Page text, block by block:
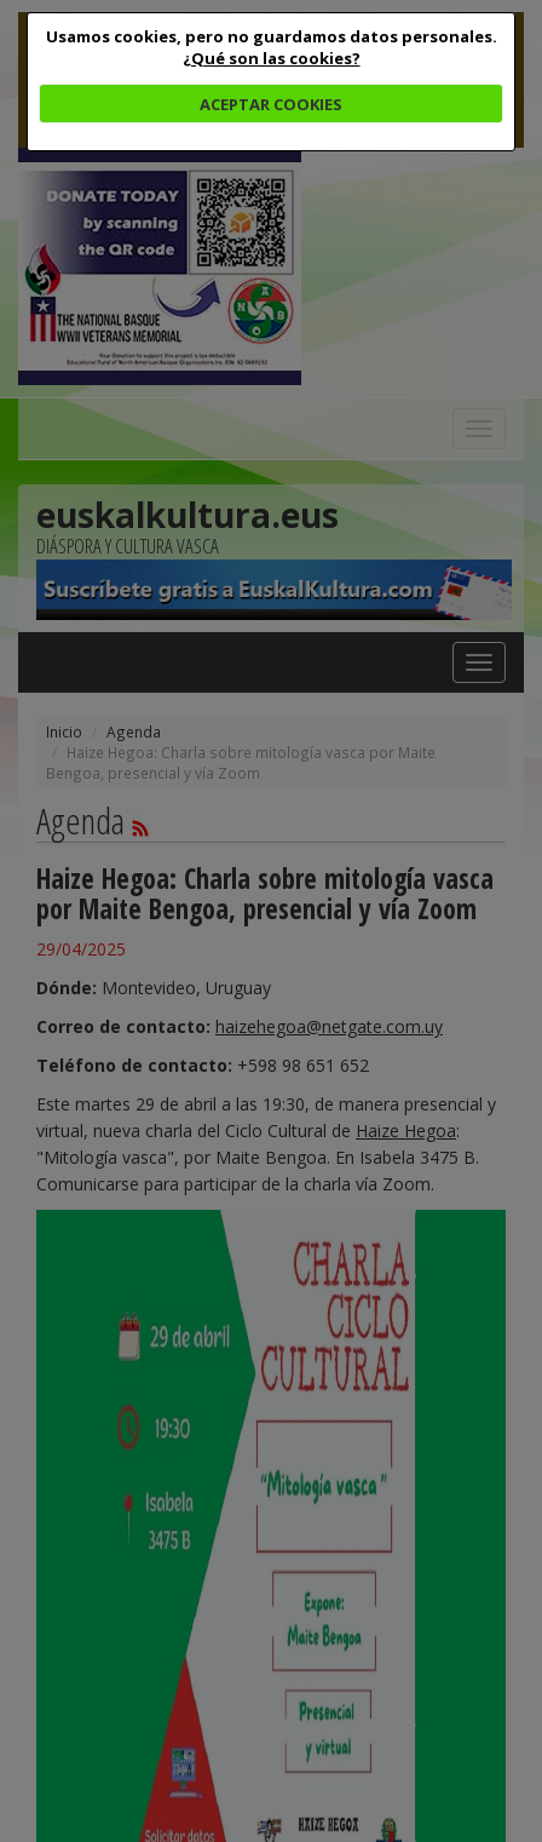
Usamos cookies, pero no guardamos datos personales.
¿Qué son las cookies?
ACEPTAR COOKIES
euskalkultura.eus
DIÁSPORA Y CULTURA VASCA
Toggle
navigation
Inicio
Agenda
Haize Hegoa: Charla sobre mitología vasca por Maite
Bengoa, presencial y vía Zoom
Agenda
Haize Hegoa: Charla sobre mitología vasca
por Maite Bengoa, presencial y vía Zoom
29/04/2025
Dónde: Montevideo, Uruguay
Correo de contacto: haizehegoa@netgate.com.uy
Teléfono de contacto: +598 98 651 652
Este martes 29 de abril a las 19:30, de manera presencial y
virtual, nueva charla del Ciclo Cultural de Haize Hegoa:
"Mitología vasca", por Maite Bengoa. En Isabela 3475 B.
Comunicarse para participar de la charla vía Zoom.